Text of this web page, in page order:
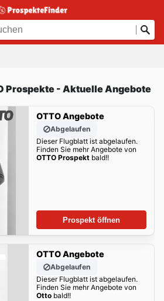
Prospekte - Aktuelle Angebote
OTTO Angebote
Abgelaufen
Dieser Flugblatt ist abgelaufen.
Finden Sie mehr Angebote von
OTTO Prospektbald!!
Prospekt öffnen
OTTO Angebote
Abgelaufen
Dieser Flugblatt ist abgelaufen.
Finden Sie mehr Angebote von
Ottobald!!